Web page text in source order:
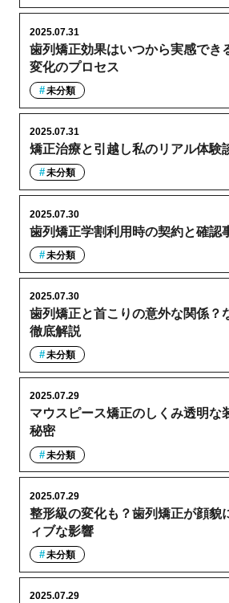
歯列矯正効果はいつから実感でき
変化のプロセス
2025.07.31
未分類
矯正治療と引越し私のリアル体験
2025.07.31
未分類
歯列矯正学割利用時の契約と確認
2025.07.30
未分類
歯列矯正と首こりの意外な関係？
徹底解説
2025.07.30
未分類
マウスピース矯正のしくみ透明な
秘密
2025.07.29
未分類
整形級の変化も？歯列矯正が顔貌
ィブな影響
2025.07.29
未分類
2025.07.29